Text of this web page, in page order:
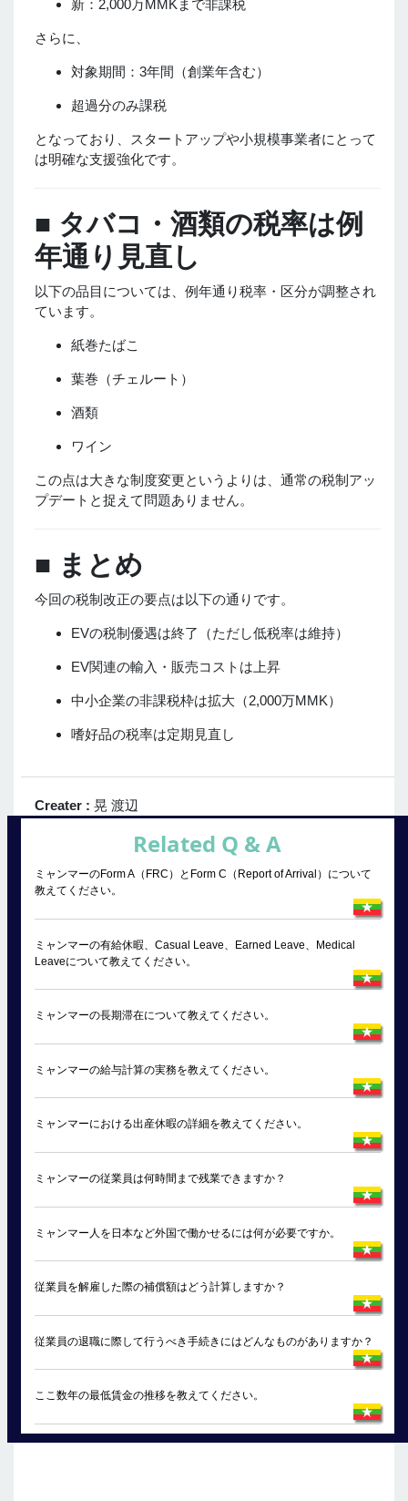
新：2,000万MMKまで非課税
さらに、
対象期間：3年間（創業年含む）
超過分のみ課税
となっており、スタートアップや小規模事業者にとって
は明確な支援強化です。
■ タバコ・酒類の税率は例
年通り見直し
以下の品目については、例年通り税率・区分が調整され
ています。
紙巻たばこ
葉巻（チェルート）
酒類
ワイン
この点は大きな制度変更というよりは、通常の税制アッ
プデートと捉えて問題ありません。
■ まとめ
今回の税制改正の要点は以下の通りです。
EVの税制優遇は終了（ただし低税率は維持）
EV関連の輸入・販売コストは上昇
中小企業の非課税枠は拡大（2,000万MMK）
嗜好品の税率は定期見直し
Creater : 晃 渡辺
Related Q & A
ミャンマーのForm A（FRC）とForm C（Report of Arrival）について
教えてください。
ミャンマーの有給休暇、Casual Leave、Earned Leave、Medical
Leaveについて教えてください。
ミャンマーの長期滞在について教えてください。
ミャンマーの給与計算の実務を教えてください。
ミャンマーにおける出産休暇の詳細を教えてください。
ミャンマーの従業員は何時間まで残業できますか？
ミャンマー人を日本など外国で働かせるには何が必要ですか。
従業員を解雇した際の補償額はどう計算しますか？
従業員の退職に際して行うべき手続きにはどんなものがありますか？
ここ数年の最低賃金の推移を教えてください。